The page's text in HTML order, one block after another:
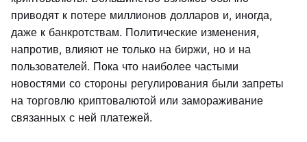
приводят к потере миллионов долларов и, иногда,
даже к банкротствам. Политические изменения,
напротив, влияют не только на биржи, но и на
пользователей. Пока что наиболее частыми
новостями со стороны регулирования были запреты
на торговлю криптовалютой или замораживание
связанных с ней платежей.